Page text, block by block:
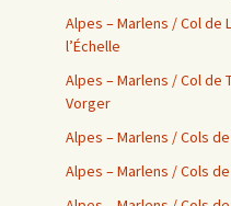
Alpes – Marlens / Col de
l’Échelle
Alpes – Marlens / Col de
Vorger
Alpes – Marlens / Cols
Alpes – Marlens / Cols